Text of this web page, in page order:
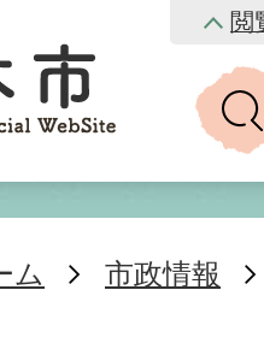
閲
ム 市政情報